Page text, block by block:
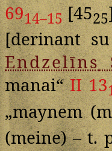
6914–15[4525
[derinant
Endzelīns
manai“II 13
„maynem
(meine) – t.